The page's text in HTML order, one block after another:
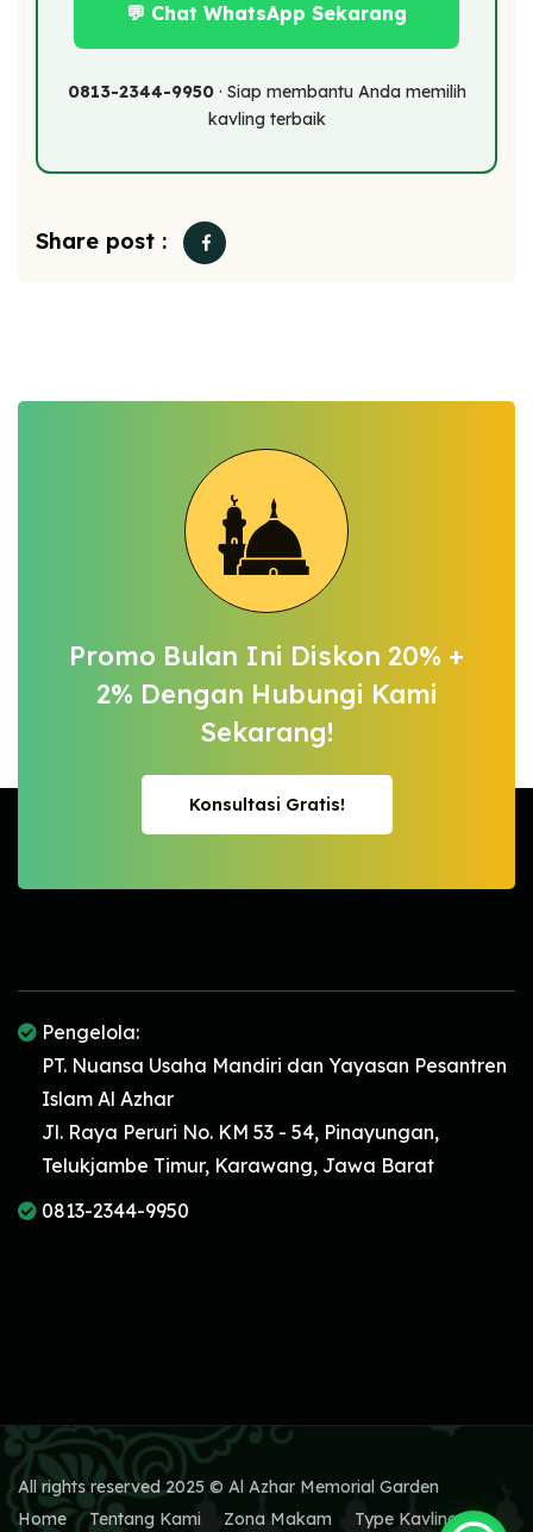
💬 Chat WhatsApp Sekarang
0813-2344-9950· Siap membantu Anda memilih
kavling terbaik
Share post :
Promo Bulan Ini Diskon 20% +
2% Dengan Hubungi Kami
Sekarang!
Konsultasi Gratis!
Konsultasi Gratis!
Pengelola:
PT. Nuansa Usaha Mandiri dan Yayasan Pesantren
Islam Al Azhar
Jl. Raya Peruri No. KM 53 - 54, Pinayungan,
Telukjambe Timur, Karawang, Jawa Barat
0813-2344-9950
All rights reserved 2025 © Al Azhar Memorial Garden
Home
Tentang Kami Zona Makam Type Kavling